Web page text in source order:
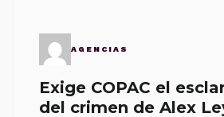
AGENCIAS
Exige COPAC el
del crimen de Alex